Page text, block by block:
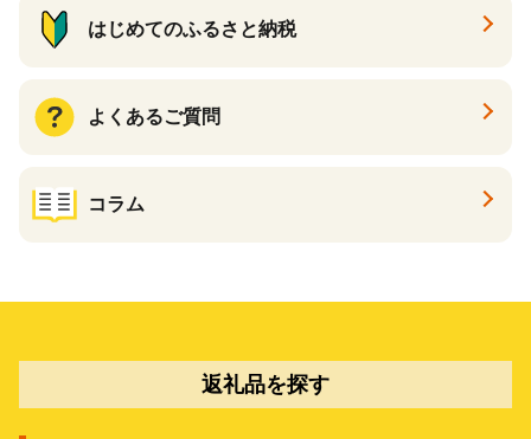
はじめてのふるさと納税
よくあるご質問
コラム
返礼品を探す